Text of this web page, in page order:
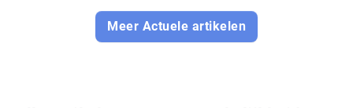
Meer Actuele artikelen